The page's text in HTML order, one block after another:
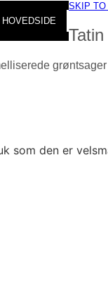
SKIP TO
som den er